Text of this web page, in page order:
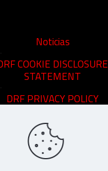
Noticias
COOKIE DISCLOSURE
STATEMENT
DRF PRIVACY POLICY